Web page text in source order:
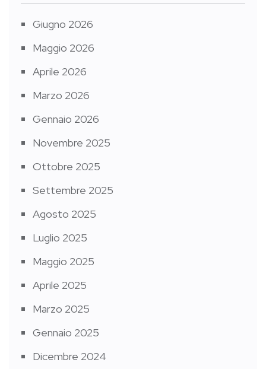
Giugno 2026
Maggio 2026
Aprile 2026
Marzo 2026
Gennaio 2026
Novembre 2025
Ottobre 2025
Settembre 2025
Agosto 2025
Luglio 2025
Maggio 2025
Aprile 2025
Marzo 2025
Gennaio 2025
Dicembre 2024